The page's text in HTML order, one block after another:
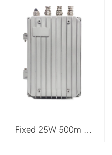
Fixed 25W 500m Shielding Waterproof Drone Jammer 2500MHz